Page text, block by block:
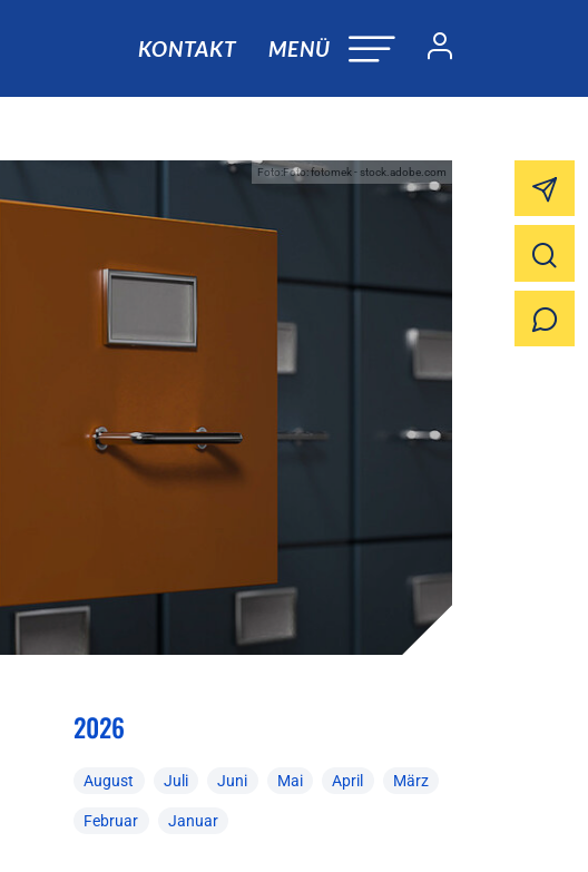
KONTAKT MENÜ
Foto:Foto: fotomek - stock.adobe.com
2026
August Juli Juni Mai April März
Februar Januar